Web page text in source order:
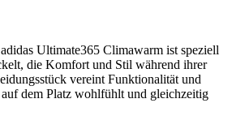
Ultimate365 Climawarm ist speziell
die Komfort und Stil während ihrer
vereint Funktionalität und
auf dem Platz wohlfühlt und gleichzeitig